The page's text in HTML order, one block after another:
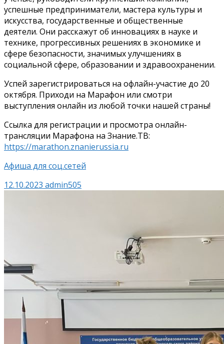
успешные предприниматели, мастера культуры и
искусства, государственные и общественные
деятели. Они расскажут об инновациях в науке и
технике, прогрессивных решениях в экономике и
сфере безопасности, значимых улучшениях в
социальной сфере, образовании и здравоохранении.
Успей зарегистрироваться на офлайн-участие до 20
октября. Приходи на Марафон или смотри
выступления онлайн из любой точки нашей страны!
Ссылка для регистрации и просмотра онлайн-
трансляции Марафона на Знание.ТВ:
https://marathon.znanierussia.ru
Афиша для соц.сетей
12.10.2023 admin505